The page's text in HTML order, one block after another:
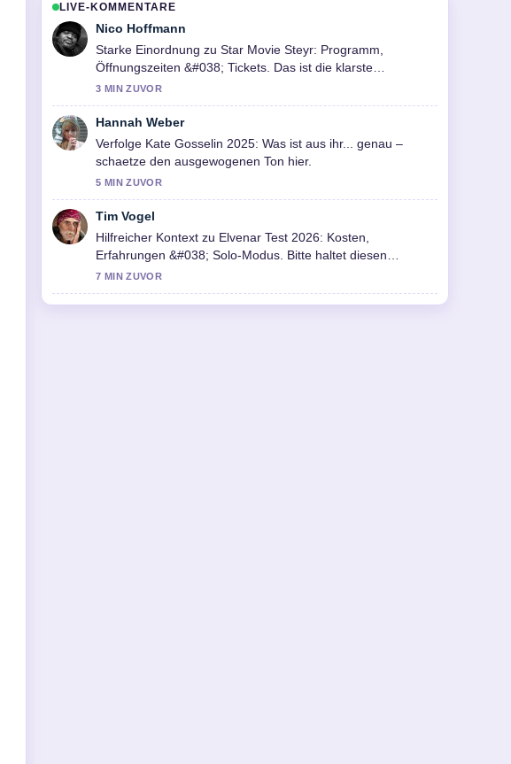
LIVE-KOMMENTARE
Nico Hoffmann
Starke Einordnung zu Star Movie Steyr: Programm,
Öffnungszeiten &#038; Tickets. Das ist die klarste
Zusammenfassung, die ich heute gesehen habe.
3 MIN ZUVOR
Hannah Weber
Verfolge Kate Gosselin 2025: Was ist aus ihr... genau –
schaetze den ausgewogenen Ton hier.
5 MIN ZUVOR
Tim Vogel
Hilfreicher Kontext zu Elvenar Test 2026: Kosten,
Erfahrungen &#038; Solo-Modus. Bitte haltet diesen
Liveticker aktuell.
7 MIN ZUVOR